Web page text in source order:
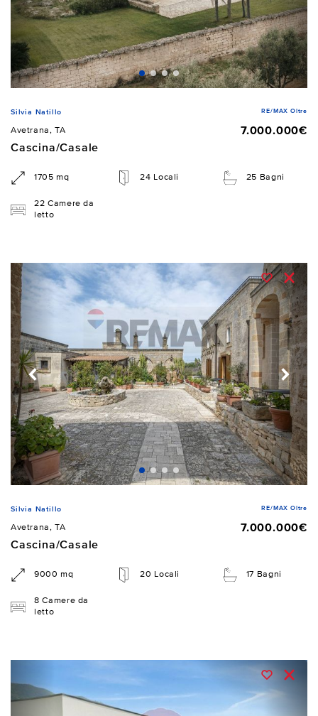
Silvia Natillo RE/MAX Oltre
Avetrana, TA
7.000.000€
Cascina/Casale
1705 mq 24 Locali 25 Bagni
22 Camere da
letto
Silvia Natillo RE/MAX Oltre
Avetrana, TA
7.000.000€
Cascina/Casale
9000 mq 20 Locali 17 Bagni
8 Camere da
letto